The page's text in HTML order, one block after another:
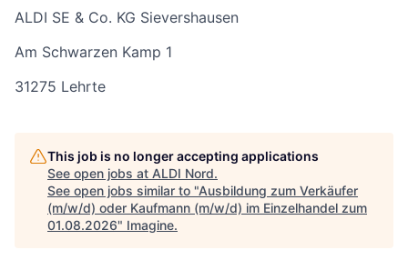
ALDI SE & Co. KG Sievershausen
Am Schwarzen Kamp 1
31275 Lehrte
This job is no longer accepting applications
See open jobs at ALDI Nord.
See open jobs similar to "Ausbildung zum Verkäufer
(m/w/d) oder Kaufmann (m/w/d) im Einzelhandel zum
01.08.2026" Imagine.